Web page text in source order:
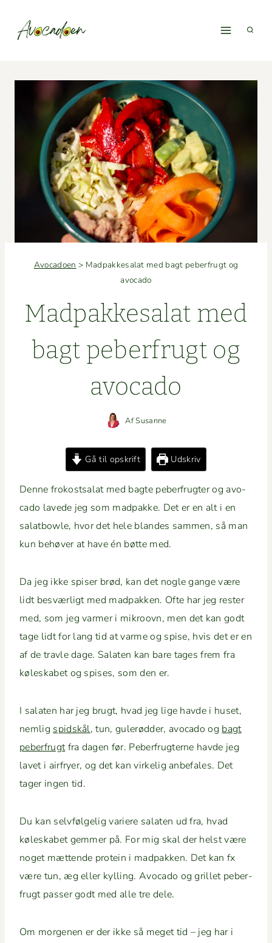
Avocadoen > Madpakkesalat med bagt peberfrugt og
avocado
Mad­pakke­salat med
bagt peber­frugt og
avocado
AfSusanne
Gå til opskrift Udskriv
Denne frokost­salat med bagte peber­frugter og avo­
ca­do lavede jeg som mad­pakke. Det er en alt i en
salat­bowle, hvor det hele blandes sam­men, så man
kun behøver at have én bøtte med.
Da jeg ikke spis­er brød, kan det nogle gange være
lidt besværligt med mad­pakken. Ofte har jeg rester
med, som jeg varmer i mikroovn, men det kan godt
tage lidt for lang tid at varme og spise, hvis det er en
af de travle dage. Salat­en kan bare tages frem fra
kølesk­a­bet og spis­es, som den er.
I salat­en har jeg brugt, hvad jeg lige havde i huset,
nem­lig spid­skål, tun, gulerød­der, avo­ca­do og bagt
peber­frugtfra dagen før. Peber­frugterne havde jeg
lavet i air­fry­er, og det kan virke­lig anbe­fales. Det
tager ingen tid.
Du kan selvføl­gelig variere salat­en ud fra, hvad
kølesk­a­bet gem­mer på. For mig skal der helst være
noget mæt­tende pro­tein i mad­pakken. Det kan fx
være tun, æg eller kylling. Avo­ca­do og gril­let peber­
frugt pass­er godt med alle tre dele.
Om mor­ge­nen er der ikke så meget tid – jeg har i